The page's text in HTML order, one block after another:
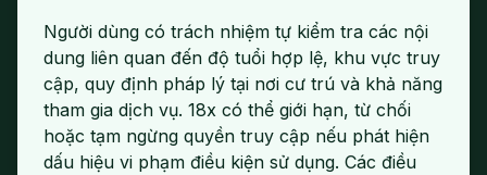
Người dùng có trách nhiệm tự kiểm tra các nội
dung liên quan đến độ tuổi hợp lệ, khu vực truy
cập, quy định pháp lý tại nơi cư trú và khả năng
tham gia dịch vụ. 18x có thể giới hạn, từ chối
hoặc tạm ngừng quyền truy cập nếu phát hiện
dấu hiệu vi phạm điều kiện sử dụng. Các điều